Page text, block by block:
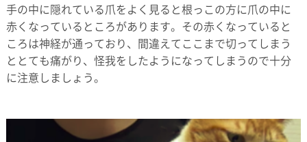
手の中に隠れている爪をよく見ると根っこの方に爪の中に
赤くなっているところがあります。その赤くなっていると
ころは神経が通っており、間違えてここまで切ってしまう
ととても痛がり、怪我をしたようになってしまうので十分
に注意しましょう。